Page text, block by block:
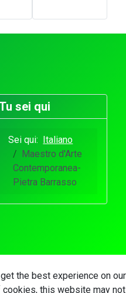
sei qui
Sei qui: Italiano
Maestro d'Arte
Contemporanea-
Pietra Barrasso
the best experience on our
this website may not